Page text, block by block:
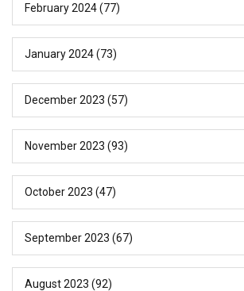
February 2024(77)
January 2024(73)
December 2023 (57)
November 2023 (93)
October 2023 (47)
September 2023 (67)
August 2023 (92)